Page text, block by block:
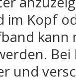
im Kopf
und